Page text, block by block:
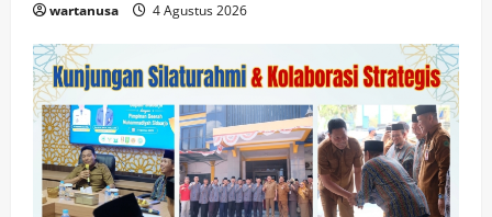
wartanusa 4 Agustus 2026